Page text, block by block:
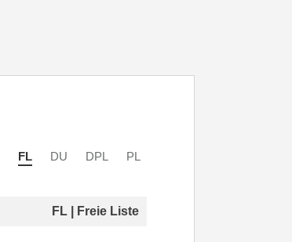
FL DU DPL PL
FL | Freie Liste